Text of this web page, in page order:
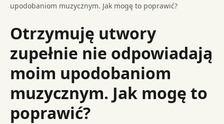
upodobaniom muzycznym. Jak mogę to poprawić?
Otrzymuję utwory
zupełnie nie odpowiadają
moim upodobaniom
muzycznym. Jak mogę to
poprawić?